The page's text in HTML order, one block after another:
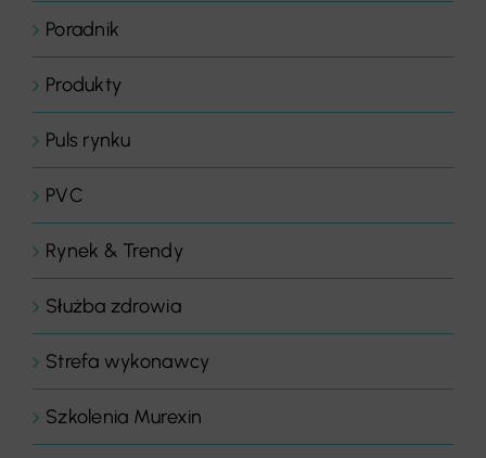
Poradnik
Produkty
Puls rynku
PVC
Rynek & Trendy
Służba zdrowia
Strefa wykonawcy
Szkolenia Murexin